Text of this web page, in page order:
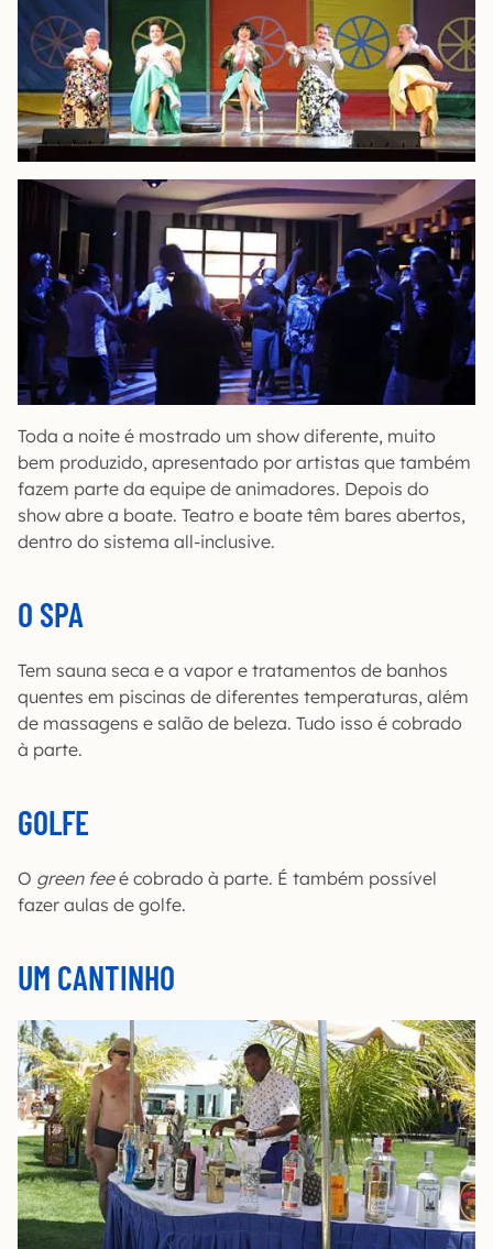
Toda a noite é mostrado um show diferente, muito
bem produzido, apresentado por artistas que também
fazem parte da equipe de animadores. Depois do
show abre a boate. Teatro e boate têm bares abertos,
dentro do sistema all-inclusive.
O SPA
Tem sauna seca e a vapor e tratamentos de banhos
quentes em piscinas de diferentes temperaturas, além
de massagens e salão de beleza. Tudo isso é cobrado
à parte.
GOLFE
O green feeé cobrado à parte. É também possível
fazer aulas de golfe.
UM CANTINHO